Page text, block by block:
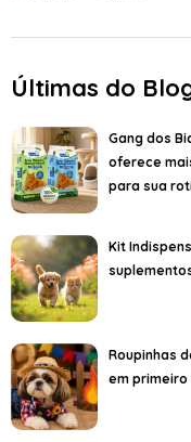
Últimas do
Gang dos
oferece
para sua
Kit
Roupinhas
em primeiro